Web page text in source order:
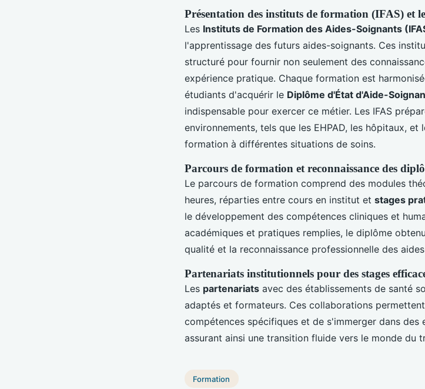
Présentation des instituts de formation (IFAS) et
Les Instituts de Formation des Aides-Soignants
l'apprentissage des futurs aides-soignants. Ces
structuré pour fournir non seulement des
expérience pratique. Chaque formation est
étudiants d'acquérir le Diplôme d'État d'Aide-
indispensable pour exercer ce métier. Les IFAS
environnements, tels que les EHPAD, les hôpitaux,
formation à différentes situations de soins.
Parcours de formation et reconnaissance des
Le parcours de formation comprend des modules
heures, réparties entre cours en institut et stages
le développement des compétences cliniques et
académiques et pratiques remplies, le diplôme
qualité et la reconnaissance professionnelle des
Partenariats institutionnels pour des stages
Les partenariats avec des établissements de santé
adaptés et formateurs. Ces collaborations
compétences spécifiques et de s'immerger dans des
assurant ainsi une transition fluide vers le monde du
Formation